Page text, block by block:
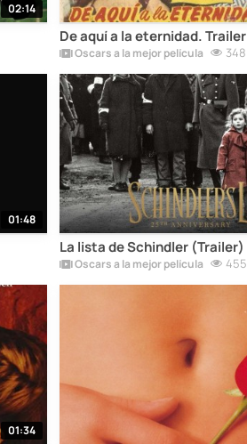
02:14
De aquí a la eternidad. Trailer
Oscars a la mejor película 348
01:48
La lista de Schindler (Trailer)
Oscars a la mejor película 455
01:34